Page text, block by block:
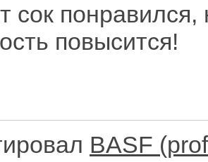
сок понравился,
повысится!
BASF